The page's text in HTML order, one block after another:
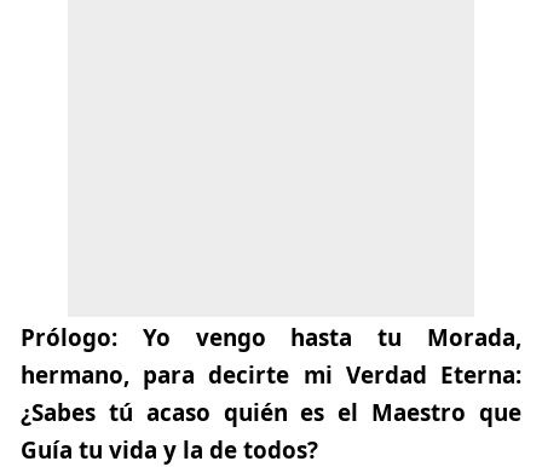
Prólogo: Yo vengo hasta tu Morada,
hermano, para decirte mi Verdad Eterna:
¿Sabes tú acaso quién es el Maestro que
Guía tu vida y la de todos?